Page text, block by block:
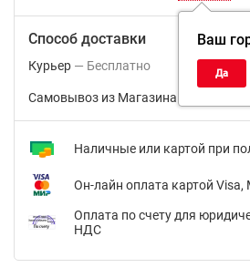
Ваш
Способ доставки
Курьер Бесплатно
Самовывоз из Магазина м.ВДНХ
Наличные или картой при
Он-лайн оплата картой
Оплата по счету для
НДС